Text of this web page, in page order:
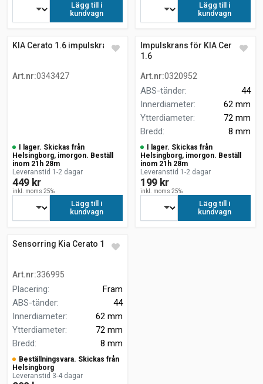
Lägg till i
kundvagn
Lägg till i
kundvagn
KIA Cerato 1.6 impulskrans
Art.nr:0343427
I lager. Skickas från
Helsingborg, imorgon. Beställ
inom 21h 28m
Leveranstid 1-2 dagar
449 kr
inkl. moms 25%
Lägg till i
kundvagn
Impulskrans för KIA Cerato
1.6
Art.nr:0320952
ABS-tänder:
44
Innerdiameter:
62 mm
Ytterdiameter:
72 mm
Bredd: 8 mm
I lager. Skickas från
Helsingborg, imorgon. Beställ
inom 21h 28m
Leveranstid 1-2 dagar
199 kr
inkl. moms 25%
Lägg till i
kundvagn
Sensorring Kia Cerato 1.6
Art.nr:336995
Placering:
Fram
ABS-tänder:
44
Innerdiameter:
62 mm
Ytterdiameter:
72 mm
Bredd: 8 mm
Beställningsvara. Skickas från
Helsingborg
Leveranstid 3-4 dagar